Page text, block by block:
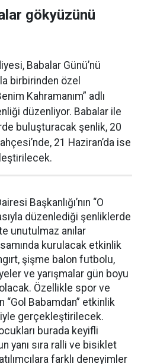
gökyüzünü
Babalar Günü’nü
birbirinden özel
Kahramanım” adlı
düzenliyor. Babalar ile
buluşturacak şenlik, 20
21 Haziran’da ise
Başkanlığı’nın “O
düzenlediği şenliklerde
unutulmaz anılar
kurulacak etkinlik
şişme balon futbolu,
ve yarışmalar gün boyu
Özellikle spor ve
Babamdan” etkinlik
gerçekleştirilecek.
burada keyifli
yanı sıra ralli ve bisiklet
farklı deneyimler